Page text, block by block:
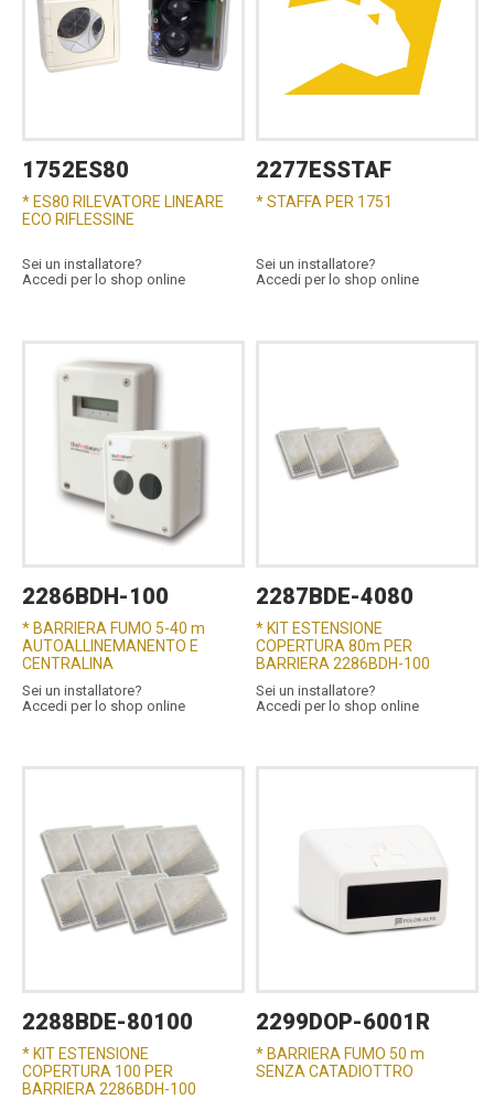
1752ES80
* ES80 RILEVATORE LINEARE
ECO RIFLESSINE
Sei un installatore?
Accedi per lo shop online
2277ESSTAF
* STAFFA PER 1751
Sei un installatore?
Accedi per lo shop online
2286BDH-100
* BARRIERA FUMO 5-40 m
AUTOALLINEMANENTO E
CENTRALINA
Sei un installatore?
Accedi per lo shop online
2287BDE-4080
* KIT ESTENSIONE
COPERTURA 80m PER
BARRIERA 2286BDH-100
Sei un installatore?
Accedi per lo shop online
2288BDE-80100
* KIT ESTENSIONE
COPERTURA 100 PER
BARRIERA 2286BDH-100
2299DOP-6001R
* BARRIERA FUMO 50 m
SENZA CATADIOTTRO